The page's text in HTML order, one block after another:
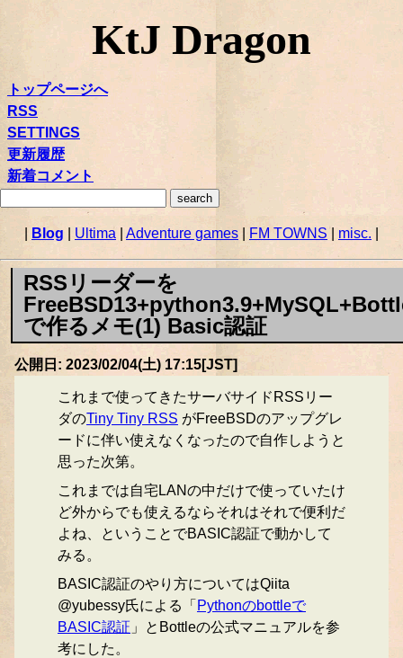
KtJ Dragon
トップページへ
RSS
SETTINGS
更新履歴
新着コメント
Blog Ultima Adventure games FM TOWNS| misc.
RSSリーダーを
で作るメモ(1) Basic認証
公開日: 2023/02/04(土) 17:15[JST]
これまで使ってきたサーバサイドRSSリー
ダのTiny Tiny RSS がFreeBSDのアップグレ
ードに伴い使えなくなったので自作しようと
思った次第。
これまでは自宅LANの中だけで使っていたけ
ど外からでも使えるならそれはそれで便利だ
よね、ということでBASIC認証で動かして
みる。
BASIC認証のやり方についてはQiita
@yubessy氏による「 Pythonのbottleで
BASIC認証 」とBottleの公式マニュアルを参
考にした。